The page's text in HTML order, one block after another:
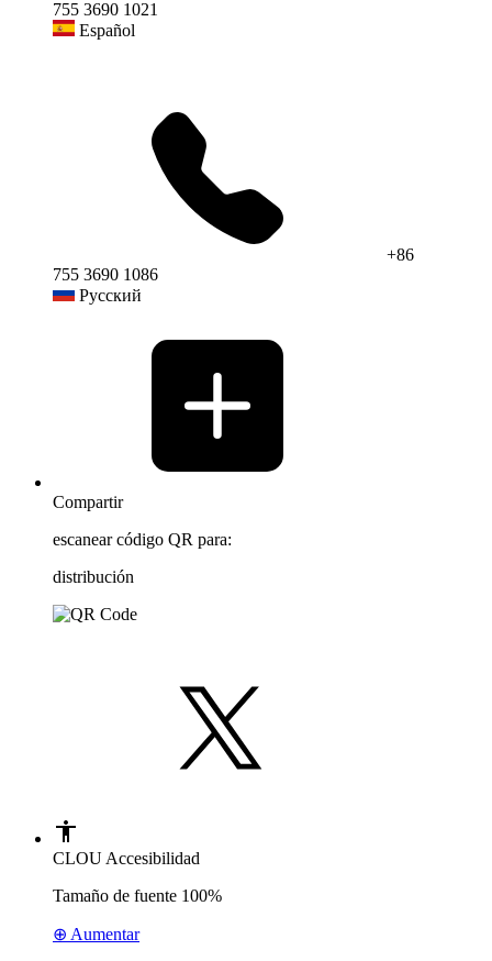
755 3690 1021
Español
+86
755 3690 1086
Русский
Compartir
escanear código QR para:
distribución
CLOU Accesibilidad
Tamaño de fuente 100%
⊕ Aumentar